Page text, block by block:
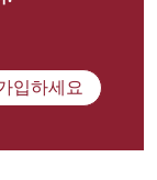
입하세요